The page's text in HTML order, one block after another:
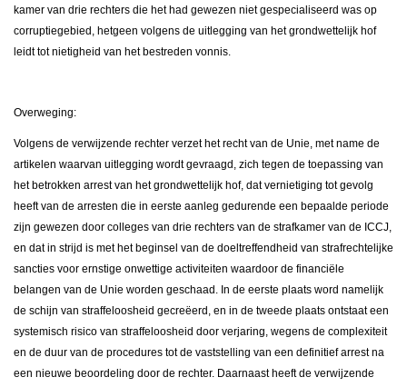
kamer van drie rechters die het had gewezen niet gespecialiseerd was op
corruptiegebied, hetgeen volgens de uitlegging van het grondwettelijk hof
leidt tot nietigheid van het bestreden vonnis.
Overweging:
Volgens de verwijzende rechter verzet het recht van de Unie, met name de
artikelen waarvan uitlegging wordt gevraagd, zich tegen de toepassing van
het betrokken arrest van het grondwettelijk hof, dat vernietiging tot gevolg
heeft van de arresten die in eerste aanleg gedurende een bepaalde periode
zijn gewezen door colleges van drie rechters van de strafkamer van de ICCJ,
en dat in strijd is met het beginsel van de doeltreffendheid van strafrechtelijke
sancties voor ernstige onwettige activiteiten waardoor de financiële
belangen van de Unie worden geschaad. In de eerste plaats word namelijk
de schijn van straffeloosheid gecreëerd, en in de tweede plaats ontstaat een
systemisch risico van straffeloosheid door verjaring, wegens de complexiteit
en de duur van de procedures tot de vaststelling van een definitief arrest na
een nieuwe beoordeling door de rechter. Daarnaast heeft de verwijzende